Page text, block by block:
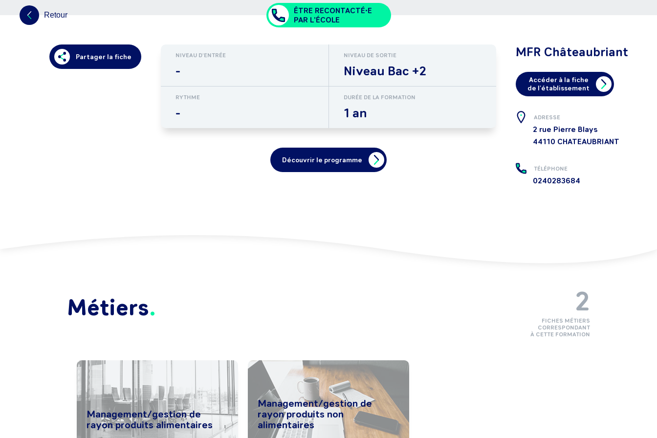
ÊTRE RECONTACTÉ•E
PAR L'ÉCOLE
Retour
Partager la fiche NIVEAU D'ENTRÉE
-
NIVEAU DE SORTIE
Niveau Bac +2
RYTHME
-
DURÉE DE LA FORMATION
1 an
Découvrir le programme
MFR Châteaubriant
Accéder à la fiche
de l'établissement
ADRESSE
2 rue Pierre Blays
44110 CHATEAUBRIANT
TÉLÉPHONE
0240283684
Métiers
Management/gestion de
rayon produits alimentaires
Management/gestion de
rayon produits non
alimentaires
2
FICHES MÉTIERS
CORRESPONDANT
À CETTE FORMATION